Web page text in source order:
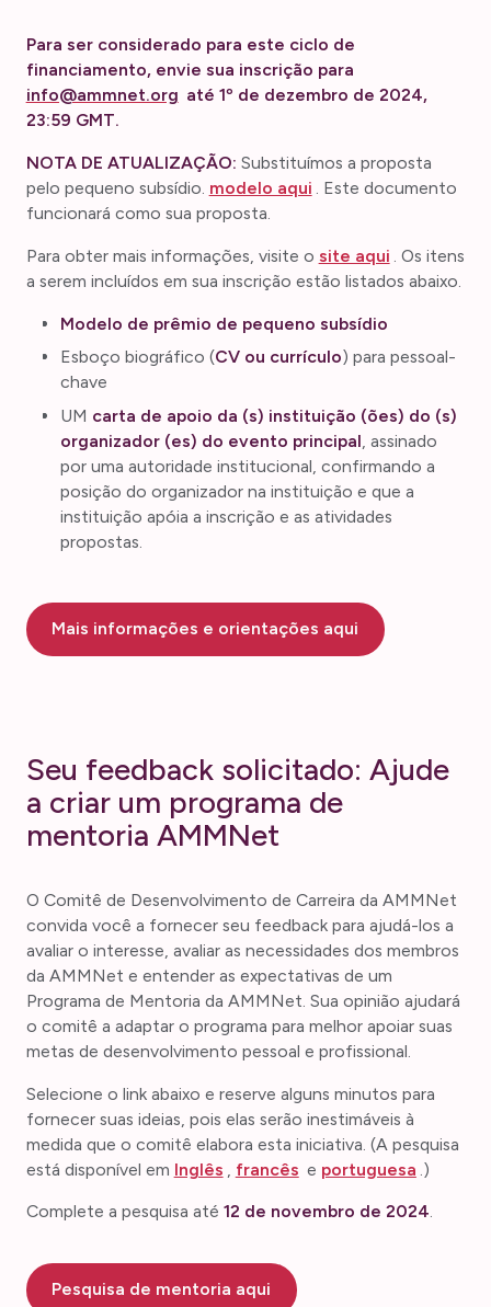
Para ser considerado para este ciclo de
financiamento, envie sua inscrição para
info@ammnet.org até 1º de dezembro de 2024,
23:59 GMT.
NOTA DE ATUALIZAÇÃO: Substituímos a proposta
pelo pequeno subsídio. modelo aqui . Este documento
funcionará como sua proposta.
Para obter mais informações, visite o site aqui . Os itens
a serem incluídos em sua inscrição estão listados abaixo.
Modelo de prêmio de pequeno subsídio
Esboço biográfico (CV ou currículo) para pessoal-
chave
UM carta de apoio da (s) instituição (ões) do (s)
organizador (es) do evento principal, assinado
por uma autoridade institucional, confirmando a
posição do organizador na instituição e que a
instituição apóia a inscrição e as atividades
propostas.
Mais informações e orientações aqui
Seu feedback solicitado: Ajude
a criar um programa de
mentoria AMMNet
O Comitê de Desenvolvimento de Carreira da AMMNet
convida você a fornecer seu feedback para ajudá-los a
avaliar o interesse, avaliar as necessidades dos membros
da AMMNet e entender as expectativas de um
Programa de Mentoria da AMMNet. Sua opinião ajudará
o comitê a adaptar o programa para melhor apoiar suas
metas de desenvolvimento pessoal e profissional.
Selecione o link abaixo e reserve alguns minutos para
fornecer suas ideias, pois elas serão inestimáveis à
medida que o comitê elabora esta iniciativa. (A pesquisa
está disponível em Inglês francês e portuguesa .)
Complete a pesquisa até 12 de novembro de 2024.
Pesquisa de mentoria aqui